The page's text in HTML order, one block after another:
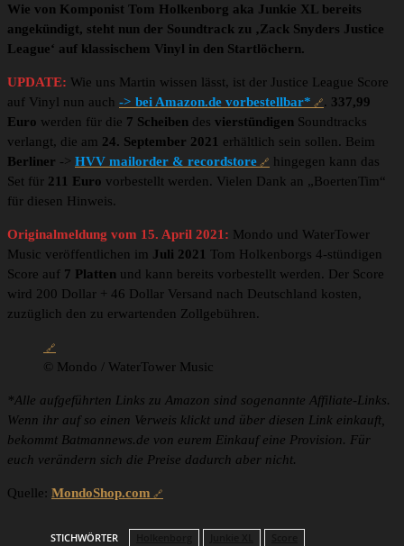
Wie von Komponist Tom Holkenborg aka Junkie XL bereits
angekündigt, steht nun der Soundtrack zu ‚Zack Snyders Justice
League‘ auf klassischem Vinyl in den Startlöchern.
UPDATE: Wie uns Martin wissen lässt, ist der Justice League Score
auf Vinyl nun auch -> bei Amazon.de vorbestellbar* . 337,99
Euro werden für die 7 Scheiben des vierstündigen Soundtracks
verlangt, die am 24. September 2021 erhältlich sein sollen. Beim
Berliner -> HVV mailorder & recordstore
hingegen kann das
Set für 211 Euro vorbestellt werden. Vielen Dank an „BoertenTim“
für diesen Hinweis.
Originalmeldung vom 15. April 2021: Mondo und WaterTower
Music veröffentlichen im Juli 2021 Tom Holkenborgs 4-stündigen
Score auf 7 Platten und kann bereits vorbestellt werden. Der Score
wird 200 Dollar + 46 Dollar Versand nach Deutschland kosten,
zuzüglich den zu erwartenden Zollgebühren.
© Mondo / WaterTower Music
*Alle aufgeführten Links zu Amazon sind sogenannte Affiliate-Links.
Wenn ihr auf so einen Verweis klickt und über diesen Link einkauft,
bekommt Batmannews.de von eurem Einkauf eine Provision. Für
euch verändern sich die Preise dadurch aber nicht.
Quelle: MondoShop.com
STICHWÖRTER